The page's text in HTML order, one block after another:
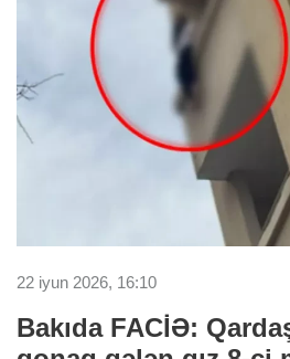
22 iyun 2026, 16:10
Bakıda FACİƏ: